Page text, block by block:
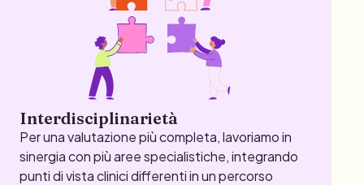
Interdisciplinarietà
Per una valutazione più completa, lavoriamo in
sinergia con più aree specialistiche, integrando
punti di vista clinici differenti in un percorso